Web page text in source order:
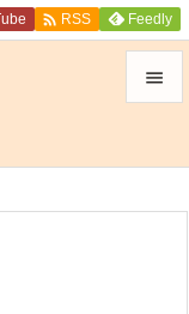

サイド
 RSS Feedly